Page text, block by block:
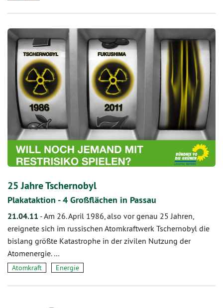
25 Jahre Tschernobyl
Plakataktion - 4 Großflächen in Passau
21.04.11 -Am 26. April 1986, also vor genau 25 Jahren,
ereignete sich im russischen Atomkraftwerk Tschernobyl die
bislang größte Katastrophe in der zivilen Nutzung der
Atomenergie. …
Atomkraft Energie